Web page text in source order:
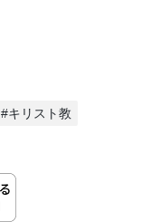
#キリスト教